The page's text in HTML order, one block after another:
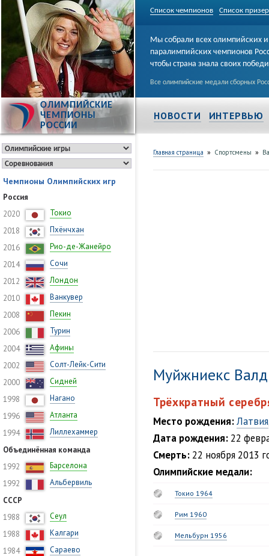
Список чемпионов Список
ОЛИМПИЙСКИЕ
ЧЕМПИОНЫ
РОССИИ
Мы собрали всех олимпийских и
паралимпийских чемпионов
чтобы страна знала своих
Все олимпийские медали сборных
НОВОСТИ ИНТЕРВЬЮ
Чемпионы Олимпийских игр
Россия
2020
Токио
2018
Пхёнчхан
2016
Рио-де-Жанейро
2014
Сочи
2012
Лондон
2010
Ванкувер
2008
Пекин
2006
Турин
2004
Афины
2002
Солт-Лейк-Сити
2000
Сидней
1998
Нагано
1996
Атланта
1994
Лиллехаммер
Объединённая команда
1992
Барселона
1992
Альбервиль
СССР
1988
Сеул
1988
Калгари
1984
Сараево
Главная страница » Спортсмены »
Муйжниекс
Трёхкратный
Место рождения:Латвия
Дата рождения:22
Смерть:22 ноября 2013
Олимпийские медали:
Токио 1964
Рим 1960
Мельбурн 1956